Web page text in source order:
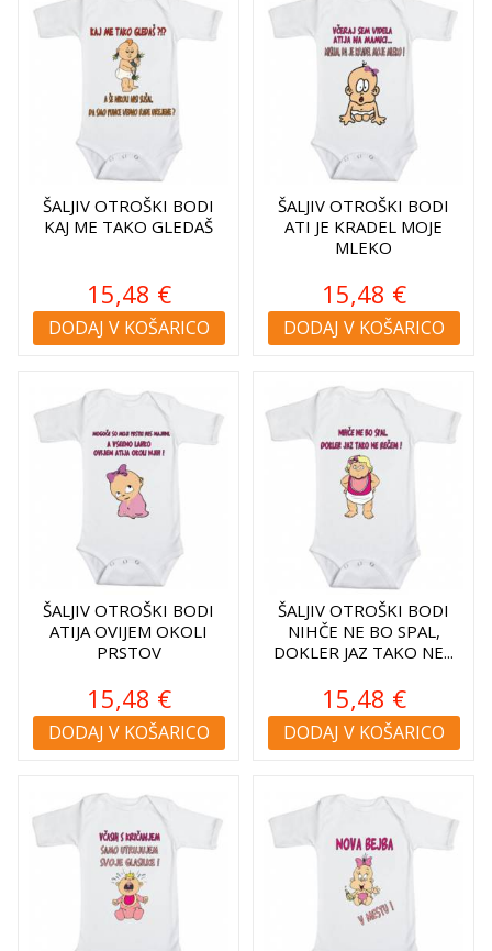
ŠALJIV OTROŠKI BODI
KAJ ME TAKO GLEDAŠ
15,48 €
DODAJ V KOŠARICO
ŠALJIV OTROŠKI BODI
ATI JE KRADEL MOJE
MLEKO
15,48 €
DODAJ V KOŠARICO
ŠALJIV OTROŠKI BODI
ATIJA OVIJEM OKOLI
PRSTOV
15,48 €
DODAJ V KOŠARICO
ŠALJIV OTROŠKI BODI
NIHČE NE BO SPAL,
DOKLER JAZ TAKO NE...
15,48 €
DODAJ V KOŠARICO